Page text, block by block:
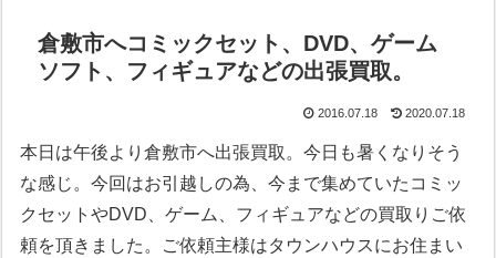
倉敷市へコミックセット、DVD、ゲーム
ソフト、フィギュアなどの出張買取。
2016.07.18 2020.07.18
本日は午後より倉敷市へ出張買取。今日も暑くなりそう
な感じ。今回はお引越しの為、今まで集めていたコミッ
クセットやDVD、ゲーム、フィギュアなどの買取りご依
頼を頂きました。ご依頼主様はタウンハウスにお住まい